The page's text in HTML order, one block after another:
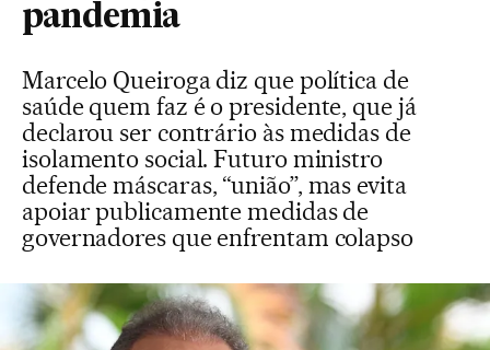
pandemia
Marcelo Queiroga diz que política de
saúde quem faz é o presidente, que já
declarou ser contrário às medidas de
isolamento social. Futuro ministro
defende máscaras, “união”, mas evita
apoiar publicamente medidas de
governadores que enfrentam colapso